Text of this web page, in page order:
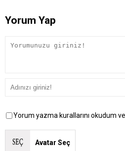
Yorum Yap
Yorum yazma kurallarını okudum
Avatar Seç